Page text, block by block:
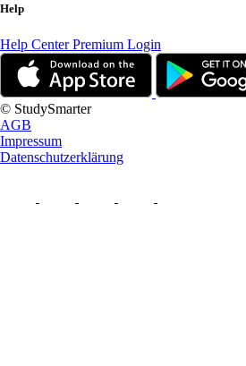
Help
Help CenterPremium Login
© StudySmarter
AGB
Impressum
Datenschutzerklärung